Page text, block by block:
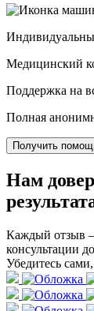
Медицинский
Поддержка на
Полная
Получить
Нам
Каждый отзыв
консультации
Убедитесь